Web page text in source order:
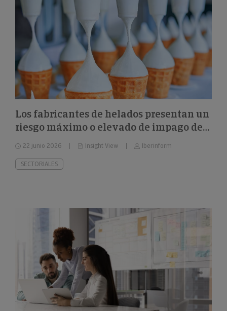
Los fabricantes de helados presentan un
riesgo máximo o elevado de impago del
26%
22 junio 2026 Insight View Iberinform
SECTORIALES